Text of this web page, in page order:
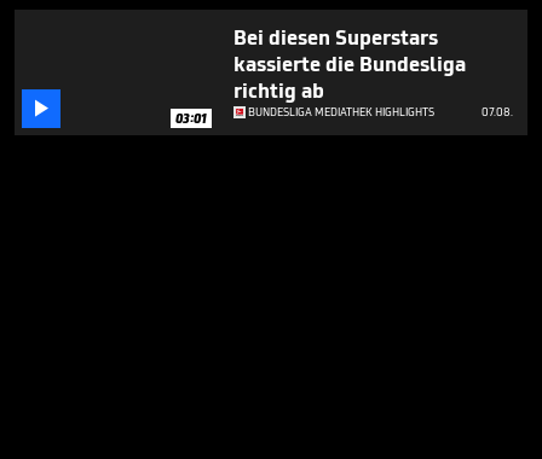
 03:01
Bei diesen Superstars
kassierte die Bundesliga
richtig ab
BUNDESLIGA MEDIATHEK HIGHLIGHTS 07.08.